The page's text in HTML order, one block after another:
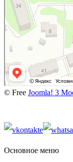
© Free Joomla! 3
Основное меню